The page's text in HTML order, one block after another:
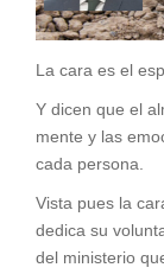
La cara es el
Y dicen que el
mente y las
cada persona.
Vista pues la
dedica su
del ministerio